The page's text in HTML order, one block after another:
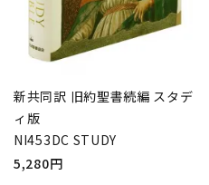
新共同訳 旧約聖書続編 スタデ
ィ版
NI453DC STUDY
5,280円